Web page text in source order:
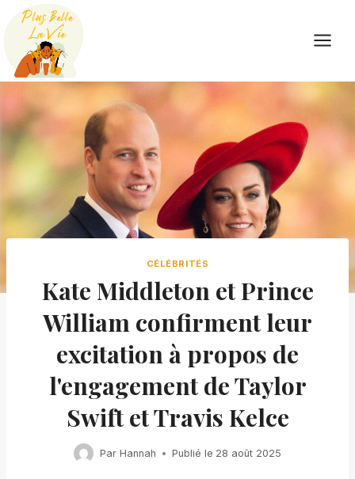
Skip
content
CÉLÉBRITÉS
Kate Middleton et Prince
William confirment leur
excitation à propos de
l'engagement de Taylor
Swift et Travis Kelce
Par Hannah Publié le 28 août 2025